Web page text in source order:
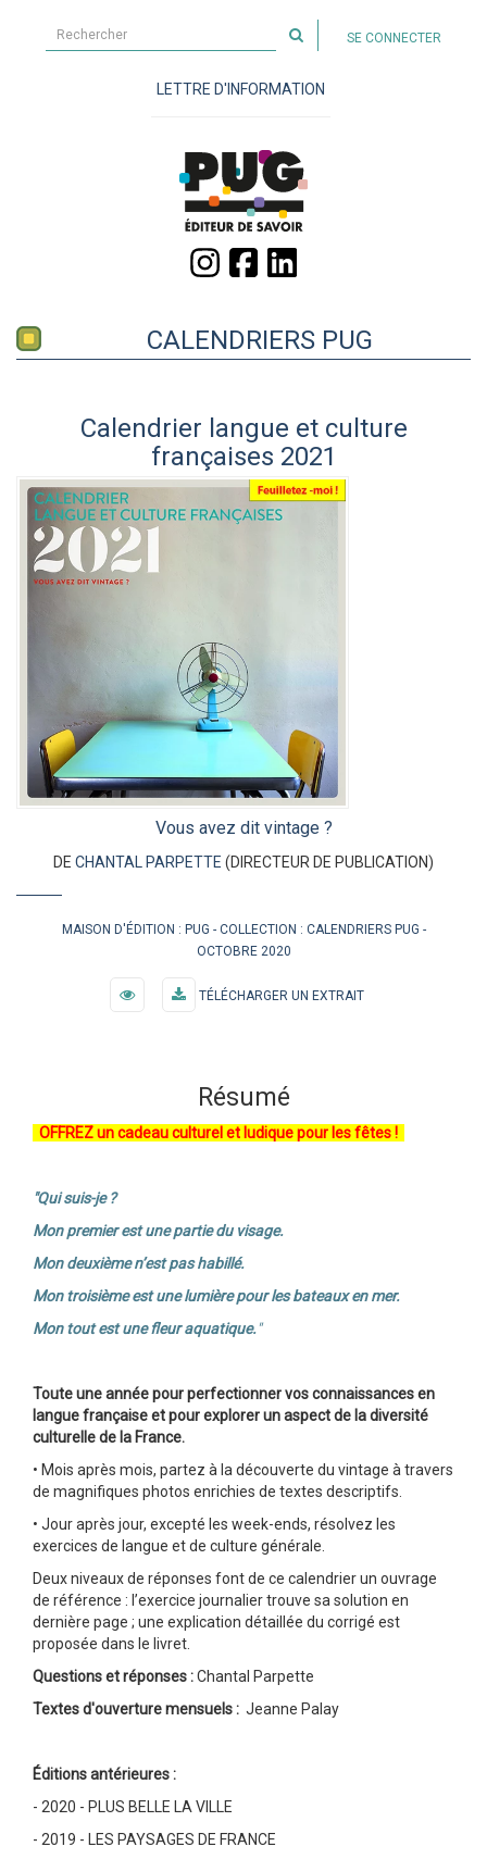
sur
site
SE CONNECTER
LETTRE D'INFORMATION
CALENDRIERS PUG
Calendrier langue et culture
françaises 2021
Vous avez dit vintage ?
DE CHANTAL PARPETTE (DIRECTEUR DE PUBLICATION)
MAISON D'ÉDITION : PUG COLLECTION : CALENDRIERS PUG
OCTOBRE 2020
TÉLÉCHARGER UN EXTRAIT
Résumé
OFFREZ un cadeau culturel et ludique pour les fêtes !
"Qui suis-je ?
Mon premier est une partie du visage.
Mon deuxième n’est pas habillé.
Mon troisième est une lumière pourles bateaux en mer.
Mon tout est une fleur aquatique."
Toute une année pour perfectionner vos connaissances en
langue française et pour explorer un aspect de la diversité
culturelle de la France.
• Mois après mois, partez à la découverte du vintage à travers
de magnifiques photos enrichies de textes descriptifs.
• Jour après jour, excepté les week-ends, résolvez les
exercices de langue et de culture générale.
Deux niveaux de réponses font de ce calendrier un ouvrage
de référence : l’exercice journalier trouve sa solution en
dernière page ; une explication détaillée du corrigé est
proposée dans le livret.
Questions et réponses :Chantal Parpette
Textes d'ouverture mensuels : Jeanne Palay
Éditions antérieures :
- 2020 - PLUS BELLE LA VILLE
- 2019 - LES PAYSAGES DE FRANCE